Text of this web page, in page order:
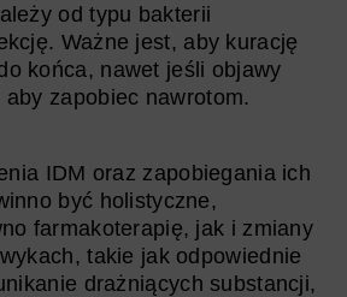
od typu bakterii
Ważne jest, aby kurację
końca, nawet jeśli objawy
zapobiec nawrotom.
IDM oraz zapobiegania ich
być holistyczne,
farmakoterapię, jak i zmiany
takie jak odpowiednie
drażniących substancji,